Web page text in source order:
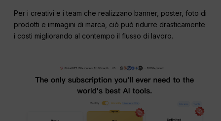
Per i creativi e i team che realizzano banner, poster, foto di
prodotti e immagini di marca, ciò può ridurre drasticamente
i costi migliorando al contempo il flusso di lavoro.